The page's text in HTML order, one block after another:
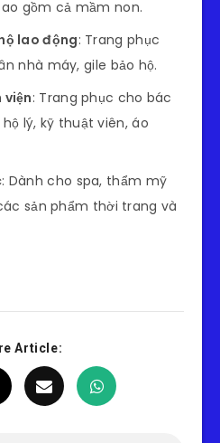
gồm cả mầm non.
lao động: Trang phục
nhà máy, gile bảo hộ.
viện: Trang phục cho bác
lý, kỹ thuật viên, áo
: Dành cho spa, thẩm mỹ
sản phẩm thời trang và
Article: